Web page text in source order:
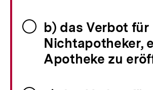
b) das Verbot für
Nichtapotheker,
Apotheke zu